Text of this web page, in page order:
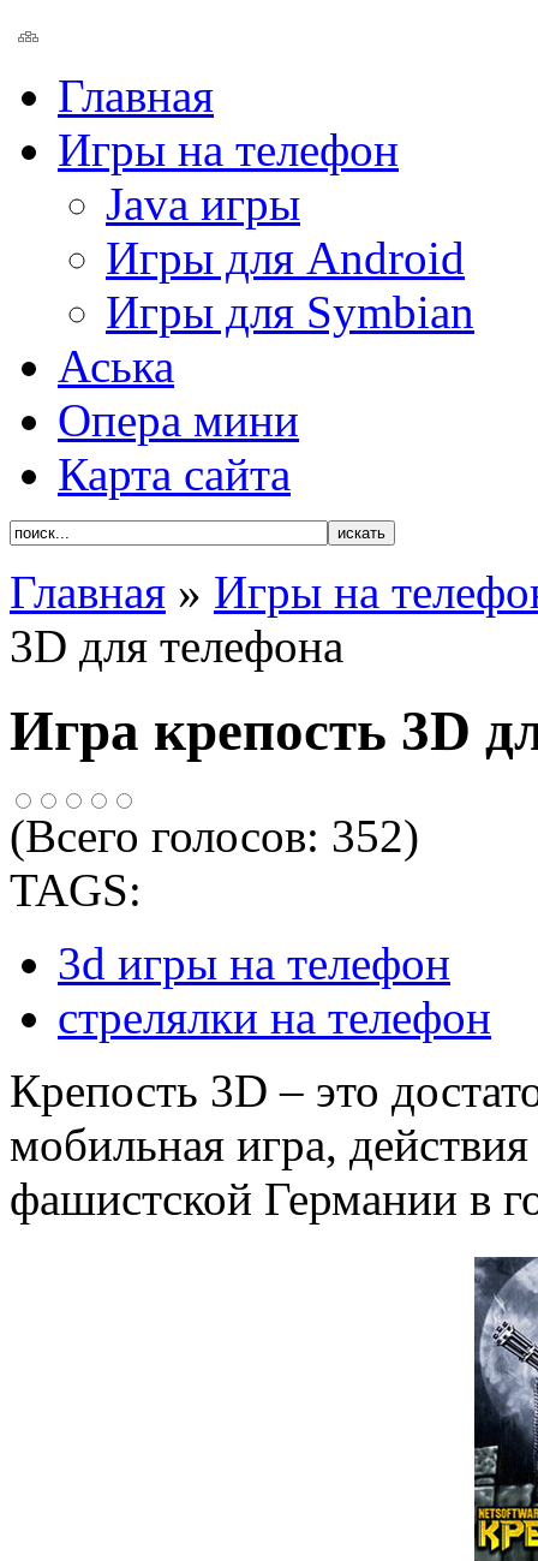
Главная
Игры на телефон
Java игры
Игры для Android
Игры для Symbian
Аська
Опера мини
Карта сайта
Главная » Игры на
3D для телефона
Игра крепость 3D
(Всего голосов: 352)
TAGS:
3d игры на телефон
стрелялки на телефон
Крепость 3D – это
мобильная игра,
фашистской Германии в